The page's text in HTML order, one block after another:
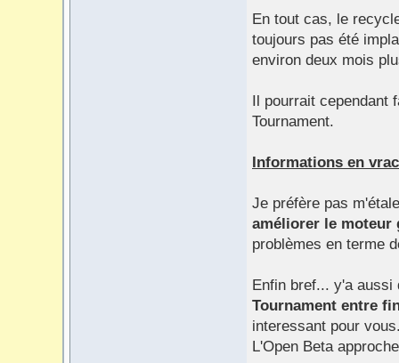
En tout cas, le
toujours pas été
environ deux mois
Il pourrait cependant
Tournament.
Informations en
Je préfère pas
améliorer le moteur
problèmes en terme
Enfin bref... y'a
Tournament entre
interessant pour
L'Open Beta